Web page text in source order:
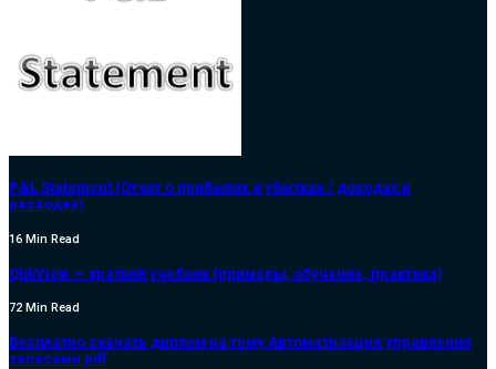
P&L Statement (Отчет о прибылях и убытках / доходах и
расходах)
16 Min Read
QlikView — краткий учебник (примеры, обучение, практика)
72 Min Read
Бесплатно скачать диплом на тему Автоматизация управления
запасами pdf